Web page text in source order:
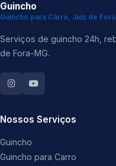
Guincho
Guincho para Carro, Juiz de Fora
Serviços de guincho 24h,
de Fora-MG.
Nossos Serviços
Guincho
Guincho para Carro